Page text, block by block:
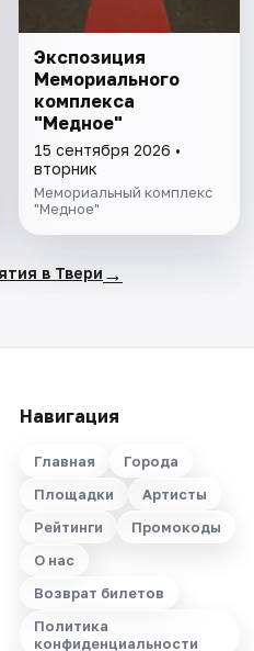
Экспозиция
Мемориального
комплекса
"Медное"
15 сентября 2026 •
вторник
Мемориальный комплекс
"Медное"
в Твери →
Навигация
Главная
Города
Площадки
Артисты
Рейтинги
Промокоды
О нас
Возврат билетов
Политика
конфиденциальности